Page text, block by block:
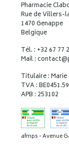
Pharmacie
Rue de Villers-
1470 Genappe
Belgique
Tél. : +32 67 77
Mail : contact@
Titulaire :
TVA :
APB : 253102
afmps - Avenue